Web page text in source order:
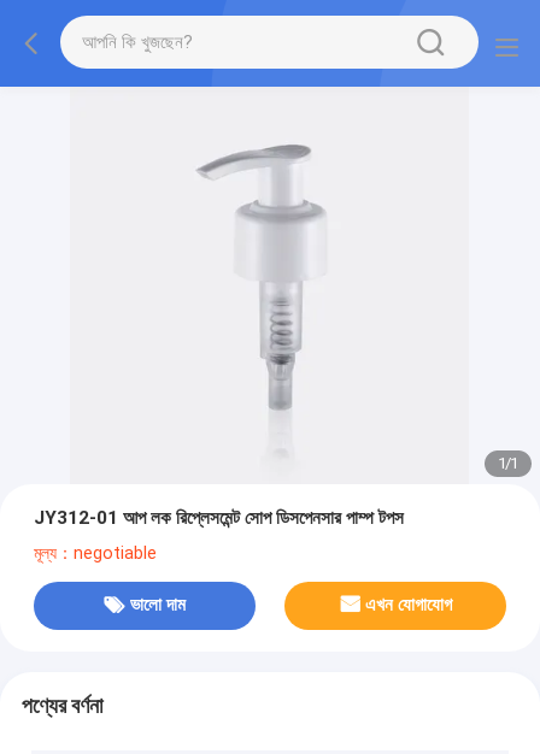
1/1
JY312-01 আপ লক রিপ্লেসমেন্ট সোপ ডিসপেনসার পাম্প টপস
মূল্য：negotiable
ভালো দাম এখন যোগাযোগ
পণ্যের বর্ণনা